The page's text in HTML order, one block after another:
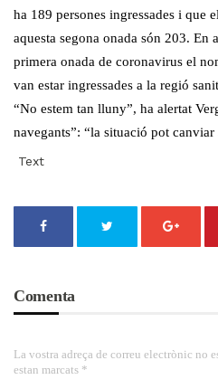
ha 189 persones ingressades i que
aquesta segona onada són 203. En
primera onada de coronavirus el
van estar ingressades a la regió
“No estem tan lluny”, ha alertat
navegants”: “la situació pot canviar
Text
Comenta
La vostra adreça de correu electrònic no
estan marcats *